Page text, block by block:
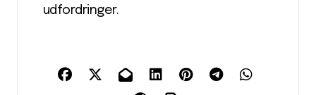
udfordringer.